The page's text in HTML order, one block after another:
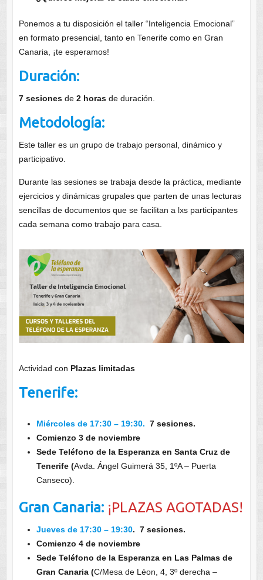
Ponemos a tu disposición el taller “Inteligencia Emocional”
en formato presencial, tanto en Tenerife como en Gran
Canaria, ¡te esperamos!
Duración:
7 sesiones de 2 horasde duración.
Metodología:
Este taller es un grupo de trabajo personal, dinámico y
participativo.
Durante las sesiones se trabaja desde la práctica, mediante
ejercicios y dinámicas grupales que parten de unas lecturas
sencillas de documentos que se facilitan a lxs participantes
cada semana como trabajo para casa.
Actividad con Plazas limitadas
Tenerife:
Miércoles de 17:30 – 19:30. 7 sesiones.
Comienzo 3 de noviembre
Sede Teléfono de la Esperanza en Santa Cruz de
Tenerife (Avda. Ángel Guimerá 35, 1ºA – Puerta
Canseco).
Gran Canaria: ¡PLAZAS AGOTADAS!
Jueves de 17:30 – 19:30. 7 sesiones.
Comienzo 4 de noviembre
Sede Teléfono de la Esperanza en Las Palmas de
Gran Canaria (C/Mesa de Léon, 4, 3º derecha –